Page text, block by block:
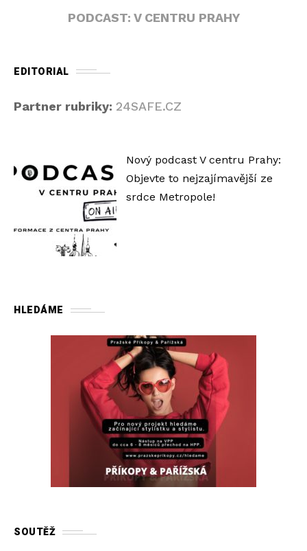
PODCAST: V CENTRU PRAHY
EDITORIAL
Partner rubriky: 24SAFE.CZ
Nový podcast V centru Prahy:
Objevte to nejzajímavější ze
srdce Metropole!
HLEDÁME
SOUTĚŽ